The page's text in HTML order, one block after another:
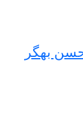
حسن بهگر